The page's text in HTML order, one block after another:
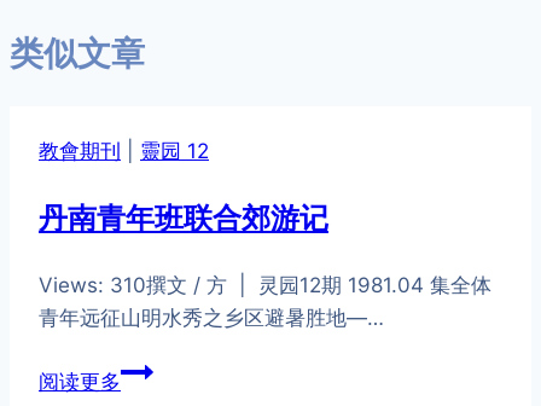
签：
类似文章
教會期刊 靈园 12
丹南青年班联合郊游记
Views: 310撰文 / 方 | 灵园12期 1981.04 ​集全体
青年远征山明水秀之乡区避暑胜地—…
阅读更多丹